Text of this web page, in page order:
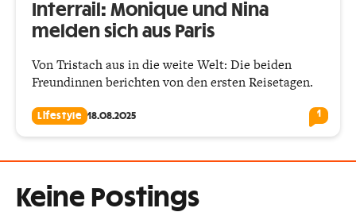
Interrail: Monique und Nina
melden sich aus Paris
Von Tristach aus in die weite Welt: Die beiden
Freundinnen berichten von den ersten Reisetagen.
Lifestyle 18.08.2025 1
Keine Postings